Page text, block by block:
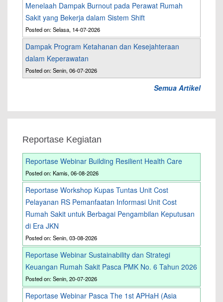
Menelaah Dampak Burnout pada Perawat Rumah
Sakit yang Bekerja dalam Sistem Shift
Posted on: Selasa, 14-07-2026
Dampak Program Ketahanan dan Kesejahteraan
dalam Keperawatan
Posted on: Senin, 06-07-2026
Semua Artikel
Reportase Kegiatan
Reportase Webinar Building Resilient Health Care
Posted on: Kamis, 06-08-2026
Reportase Workshop Kupas Tuntas Unit Cost
Pelayanan RS Pemanfaatan Informasi Unit Cost
Rumah Sakit untuk Berbagai Pengambilan Keputusan
di Era JKN
Posted on: Senin, 03-08-2026
Reportase Webinar Sustainability dan Strategi
Keuangan Rumah Sakit Pasca PMK No. 6 Tahun 2026
Posted on: Senin, 20-07-2026
Reportase Webinar Pasca The 1st APHaH (Asia